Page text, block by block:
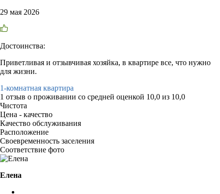
29 мая 2026
Достоинства:
Приветливая и отзывчивая хозяйка, в квартире все, что нужно
для жизни.
1-комнатная квартира
1 отзыв о проживании со средней оценкой 10,0 из 10,0
Чистота
Цена - качество
Качество обслуживания
Расположение
Своевременность заселения
Соответствие фото
Елена